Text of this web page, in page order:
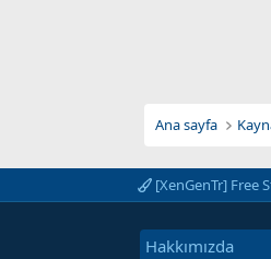
Ana sayfa
[XenGenTr] Free
Hakkımızda